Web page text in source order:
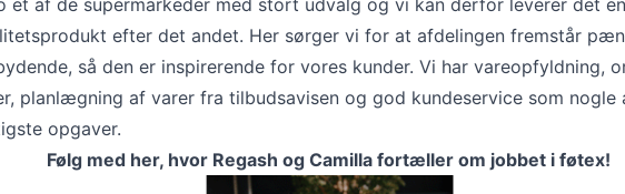
efter det andet. Her sørger vi for at afdelingen fremstår
så den er inspirerende for vores kunder. Vi har vareopfyldning,
planlægning af varer fra tilbudsavisen og god kundeservice som nogle
opgaver.
Følg med her, hvor Regash og Camilla fortæller om jobbet i føtex!